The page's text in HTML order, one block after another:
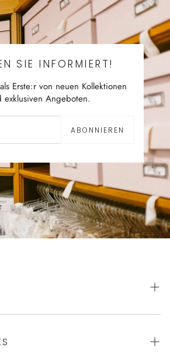
SIE INFORMIERT!
Erste:r von neuen Kollektionen
exklusiven Angeboten.
ABONNIEREN